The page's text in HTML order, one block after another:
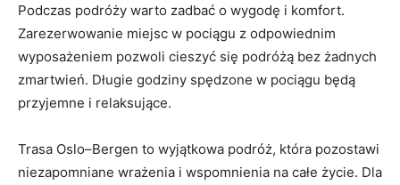
Podczas⁣ podróży⁤ warto⁤ zadbać‍ o wygodę i komfort.
Zarezerwowanie ⁣miejsc ‌w pociągu z odpowiednim​
wyposażeniem​ pozwoli cieszyć się ⁣podróżą bez ⁤żadnych
zmartwień. Długie godziny spędzone w ​pociągu będą
przyjemne i relaksujące.
Trasa Oslo–Bergen to wyjątkowa​ podróż, która⁢ pozostawi⁤
niezapomniane wrażenia ⁢i‌ wspomnienia na‌ całe życie. Dla‍